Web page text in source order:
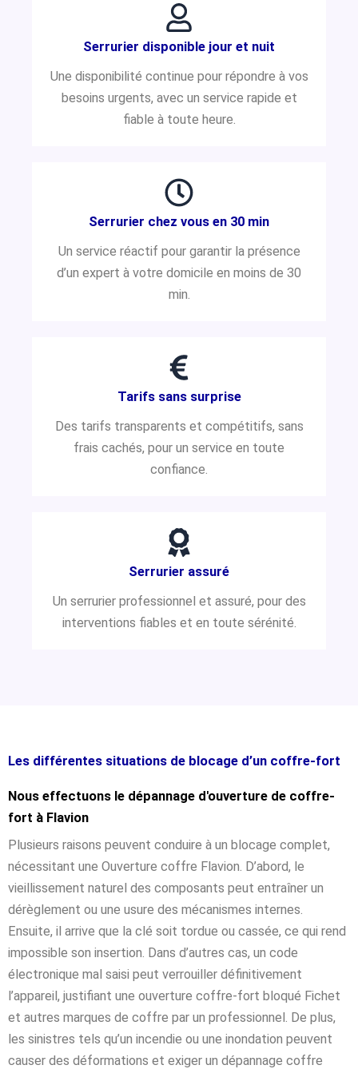
Serrurier disponible jour et nuit
Une disponibilité continue pour répondre à vos
besoins urgents, avec un service rapide et
fiable à toute heure.
Serrurier chez vous en 30 min
Un service réactif pour garantir la présence
d’un expert à votre domicile en moins de 30
min.
Tarifs sans surprise
Des tarifs transparents et compétitifs, sans
frais cachés, pour un service en toute
confiance.
Serrurier assuré
Un serrurier professionnel et assuré, pour des
interventions fiables et en toute sérénité.
Les différentes situations de blocage d’un coffre-fort
Nous effectuons le dépannage d'ouverture de coffre-
fort à Flavion
Plusieurs raisons peuvent conduire à un blocage complet,
nécessitant une Ouverture coffre Flavion. D’abord, le
vieillissement naturel des composants peut entraîner un
dérèglement ou une usure des mécanismes internes.
Ensuite, il arrive que la clé soit tordue ou cassée, ce qui rend
impossible son insertion. Dans d’autres cas, un code
électronique mal saisi peut verrouiller définitivement
l’appareil, justifiant une ouverture coffre-fort bloqué Fichet
et autres marques de coffre par un professionnel. De plus,
les sinistres tels qu’un incendie ou une inondation peuvent
causer des déformations et exiger un dépannage coffre